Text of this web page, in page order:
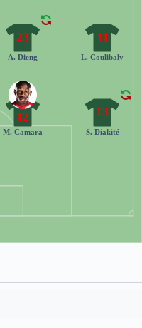
12
M. Camara
13
S. Diakité
23
A. Dieng
11
L. Coulibaly